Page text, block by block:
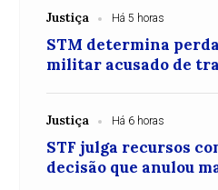
Justiça Há 5 horas
STM determina
militar acusado de
Justiça Há 6 horas
STF julga recursos
decisão que anulou